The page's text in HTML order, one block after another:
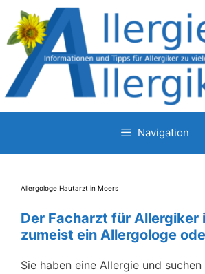
Zum
Inhalt
springen
Navigation
Allergologe Hautarzt in Moers
Der Facharzt für Allergiker
zumeist ein Allergologe
Sie haben eine Allergie und